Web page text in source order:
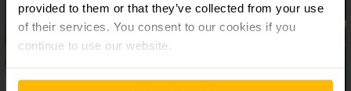
provided to them or that they’ve collected from your use
of their services. You consent to our cookies if you
continue to use our website.